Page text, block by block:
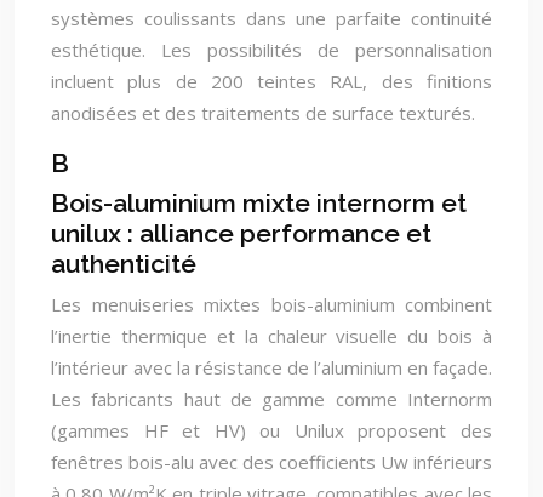
systèmes coulissants dans une parfaite continuité
esthétique. Les possibilités de personnalisation
incluent plus de 200 teintes RAL, des finitions
anodisées et des traitements de surface texturés.
B
Bois-aluminium mixte internorm et
unilux : alliance performance et
authenticité
Les menuiseries mixtes bois-aluminium combinent
l’inertie thermique et la chaleur visuelle du bois à
l’intérieur avec la résistance de l’aluminium en façade.
Les fabricants haut de gamme comme Internorm
(gammes HF et HV) ou Unilux proposent des
fenêtres bois-alu avec des coefficients Uw inférieurs